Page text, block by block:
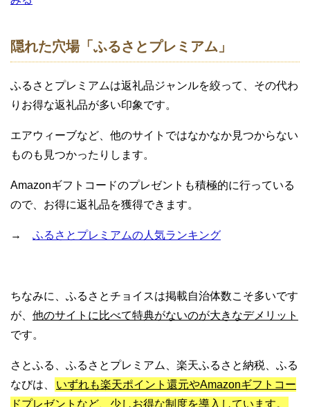
隠れた穴場「ふるさとプレミアム」
ふるさとプレミアムは返礼品ジャンルを絞って、その代わ
りお得な返礼品が多い印象です。
エアウィーブなど、他のサイトではなかなか見つからない
ものも見つかったりします。
Amazonギフトコードのプレゼントも積極的に行っている
ので、お得に返礼品を獲得できます。
→ ふるさとプレミアムの人気ランキング
ちなみに、ふるさとチョイスは掲載自治体数こそ多いです
が、 他のサイトに比べて特典がないのが大きなデメリット
です。
さとふる、ふるさとプレミアム、楽天ふるさと納税、ふる
なびは、
いずれも楽天ポイント還元やAmazonギフトコー
ドプレゼントなど、少しお得な制度を導入しています。